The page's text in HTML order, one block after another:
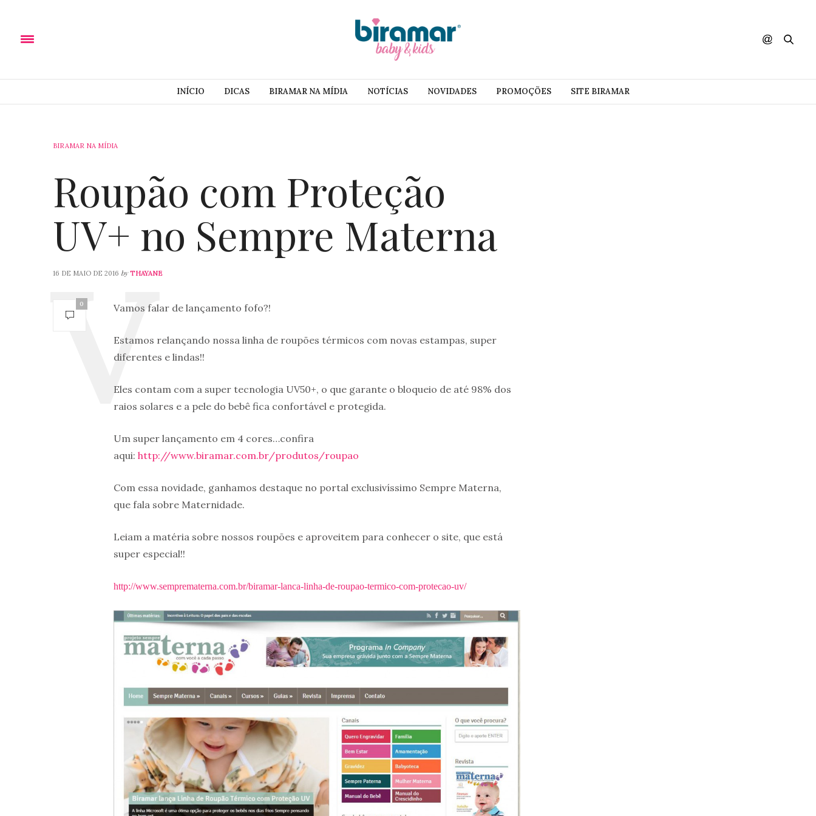
INÍCIO DICAS BIRAMAR NA MÍDIA NOTÍCIAS NOVIDADES PROMOÇÕES SITE BIRAMAR
BIRAMAR NA MÍDIA
Roupão com Proteção
UV+ no Sempre Materna
16 DE MAIO DE 2016 by THAYANE
0 Vamos falar de lançamento fofo?!
Estamos relançando nossa linha de roupões térmicos com novas estampas, super
diferentes e lindas!!
Eles contam com a super tecnologia UV50+, o que garante o bloqueio de até 98% dos
raios solares e a pele do bebê fica confortável e protegida.
Um super lançamento em 4 cores…confira
aqui: http://www.biramar.com.br/produtos/roupao
Com essa novidade, ganhamos destaque no portal exclusivíssimo Sempre Materna,
que fala sobre Maternidade.
Leiam a matéria sobre nossos roupões e aproveitem para conhecer o site, que está
super especial!!
http://www.semprematerna.com.br/biramar-lanca-linha-de-roupao-termico-com-protecao-uv/